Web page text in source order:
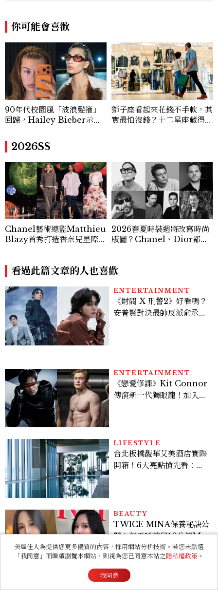
你可能會喜歡
90年代校園風「波浪髮箍」
回歸，Hailey Bieber示範
u髮箍未開賣先爆紅！
獅子座看起來花錢不手軟，其
實最怕沒錢？十二星座藏得最
2026SS
Chanel藝術總監Matthieu
Blazy首秀打造香奈兒星際宇
2026春夏時裝週將改寫時尚
版圖？Chanel、Dior都迎
看過此篇文章的人也喜歡
ENTERTAINMENT
《財閥 X 刑警2》好看嗎？
安普賢對決最帥反派俞承
ENTERTAINMENT
《戀愛修課》Kit Connor
傳演新一代獨眼龍！加入新
LIFESTYLE
台北板橋馥華艾美酒店實際
開箱！6大亮點搶先看：新
BEAUTY
TWICE MINA保養秘訣公
開！每天睡前留10分鐘ME
TIME、定期皮拉提斯，6
個日常習慣養出牛奶肌
ENTERTAINMENT
美麗佳人為提供您更多優質的內容，採用網站分析技術。若您未點選
「我同意」而繼續瀏覽本網站，則視為您已同意本站之隱私權政策 。
我同意